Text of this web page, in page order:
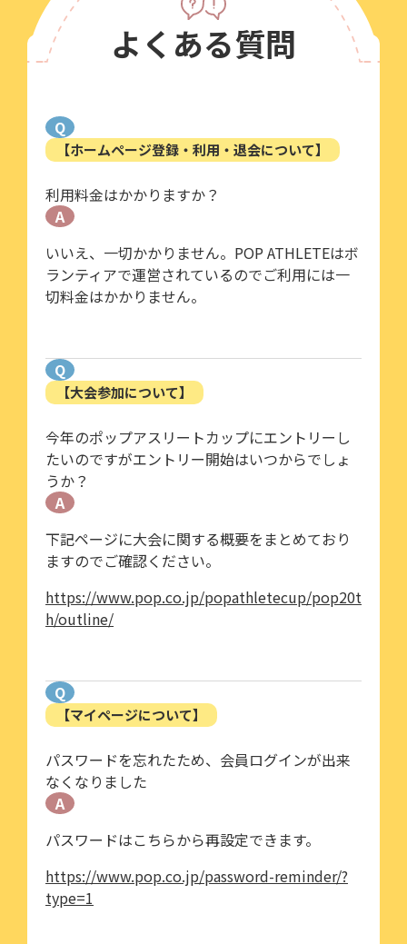
よくある質問
Q
【ホームページ登録・利用・退会について】
利用料金はかかりますか？
A
いいえ、一切かかりません。POP ATHLETEはボ
ランティアで運営されているのでご利用には一
切料金はかかりません。
Q
【大会参加について】
今年のポップアスリートカップにエントリーし
たいのですがエントリー開始はいつからでしょ
うか？
A
下記ページに大会に関する概要をまとめており
ますのでご確認ください。
https://www.pop.co.jp/popathletecup/pop20t
h/outline/
Q
【マイページについて】
パスワードを忘れたため、会員ログインが出来
なくなりました
A
パスワードはこちらから再設定できます。
https://www.pop.co.jp/password-reminder/?
type=1